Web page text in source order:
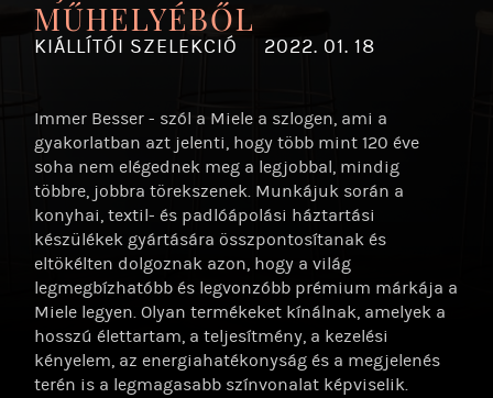
MŰHELYÉBŐL
KIÁLLÍTÓI SZELEKCIÓ 2022. 01. 18
Immer Besser - szól a Miele a szlogen, ami a
gyakorlatban azt jelenti, hogy több mint 120 éve
soha nem elégednek meg a legjobbal, mindig
többre, jobbra törekszenek. Munkájuk során a
konyhai, textil- és padlóápolási háztartási
készülékek gyártására összpontosítanak és
eltökélten dolgoznak azon, hogy a világ
legmegbízhatóbb és legvonzóbb prémium márkája a
Miele legyen. Olyan termékeket kínálnak, amelyek a
hosszú élettartam, a teljesítmény, a kezelési
kényelem, az energiahatékonyság és a megjelenés
terén is a legmagasabb színvonalat képviselik.